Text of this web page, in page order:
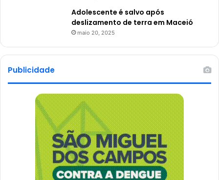
Adolescente é salvo após
deslizamento de terra em Maceió
maio 20, 2025
Publicidade